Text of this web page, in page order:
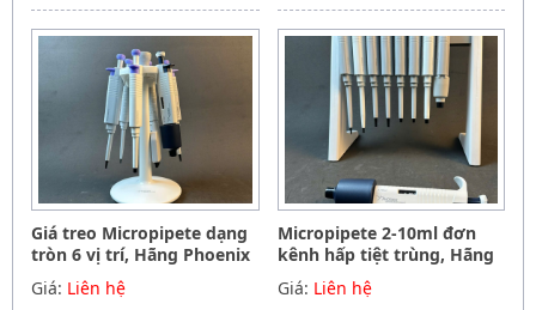
Germany
Giá treo Micropipete dạng
tròn 6 vị trí, Hãng Phoenix
instrument Germany
Giá: Liên hệ
Micropipete 2-10ml đơn
kênh hấp tiệt trùng, Hãng
Phoenix instrument
Germany
Giá: Liên hệ